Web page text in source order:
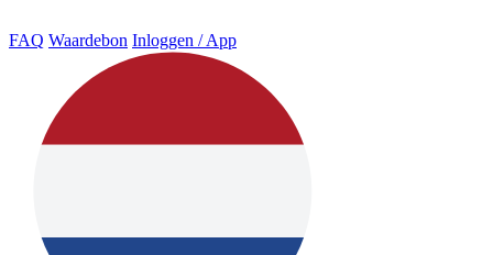
FAQ Waardebon Inloggen / App